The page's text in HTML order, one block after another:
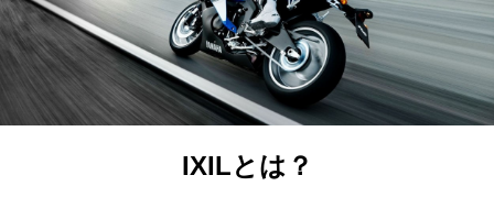
IXILとは？